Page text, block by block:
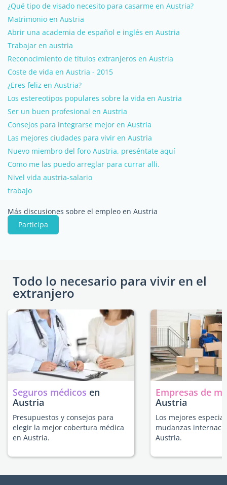
¿Qué tipo de visado necesito para casarme en Austria?
Matrimonio en Austria
Abrir una academia de español e inglés en Austria
Trabajar en austria
Reconocimiento de títulos extranjeros en Austria
Coste de vida en Austria - 2015
¿Eres feliz en Austria?
Los estereotipos populares sobre la vida en Austria
Ser un buen profesional en Austria
Consejos para integrarse mejor en Austria
Las mejores ciudades para vivir en Austria
Nuevo miembro del foro Austria, preséntate aquí
Como me las puedo arreglar para currar alli.
Nivel vida austria-salario
trabajo
Más discusiones sobre el empleo en Austria
Participa
Todo lo necesario para vivir en el
extranjero
Seguros médicos en
Austria
Presupuestos y consejos para
elegir la mejor cobertura médica
en Austria.
Empresas de
Austria
Los mejores
mudanzas
Austria.